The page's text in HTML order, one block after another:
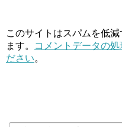
このサイトはスパムを低
ます。
コメントデータの
ださい。